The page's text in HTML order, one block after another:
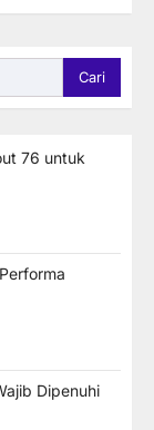
76 untuk
Dipenuhi